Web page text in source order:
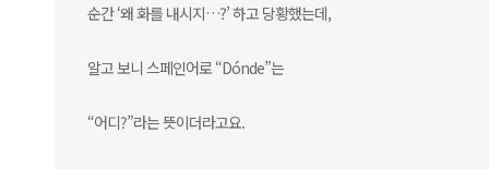
순간 ‘왜 화를 내시지…?’ 하고 당황했는데,
알고 보니 스페인어로 “Dónde”는
“어디?”라는 뜻이더라고요.